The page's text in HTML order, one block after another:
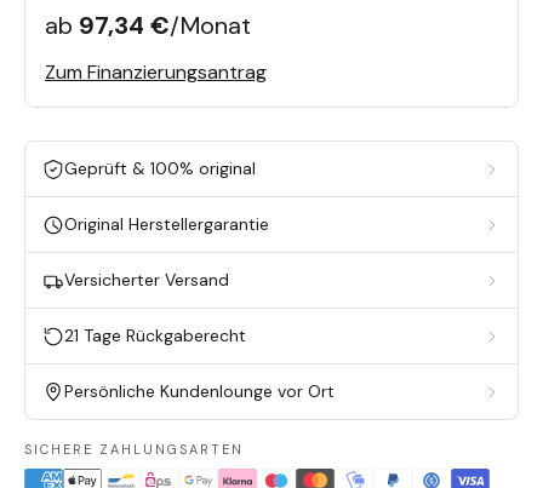
ab 97,34 €/Monat
Zum Finanzierungsantrag
Geprüft & 100% original
Original Herstellergarantie
Versicherter Versand
21 Tage Rückgaberecht
Persönliche Kundenlounge vor Ort
SICHERE ZAHLUNGSARTEN